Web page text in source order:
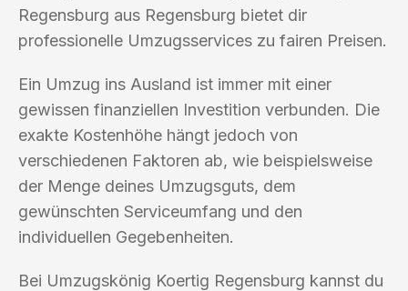
Regensburg aus Regensburg bietet dir
professionelle Umzugsservices zu fairen Preisen.
Ein Umzug ins Ausland ist immer mit einer
gewissen finanziellen Investition verbunden. Die
exakte Kostenhöhe hängt jedoch von
verschiedenen Faktoren ab, wie beispielsweise
der Menge deines Umzugsguts, dem
gewünschten Serviceumfang und den
individuellen Gegebenheiten.
Bei Umzugskönig Koertig Regensburg kannst du